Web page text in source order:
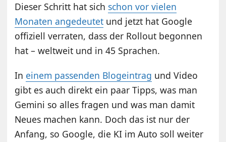
Dieser Schritt hat sich schon vor vielen
Monaten angedeutet und jetzt hat Google
offiziell verraten, dass der Rollout begonnen
hat – weltweit und in 45 Sprachen.
In einem passenden Blogeintrag und Video
gibt es auch direkt ein paar Tipps, was man
Gemini so alles fragen und was man damit
Neues machen kann. Doch das ist nur der
Anfang, so Google, die KI im Auto soll weiter